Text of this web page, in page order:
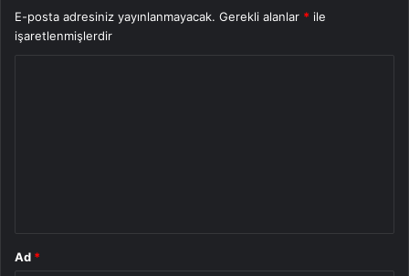
E-posta adresiniz yayınlanmayacak. Gerekli alanlar * ile
işaretlenmişlerdir
Ad *